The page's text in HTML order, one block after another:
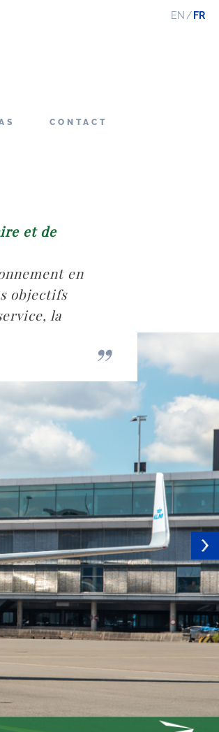
EN FR
CONTACT
et de
en
objectifs
la